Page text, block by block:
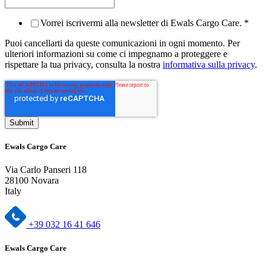
Vorrei iscrivermi alla newsletter di Ewals Cargo Care. *
Puoi cancellarti da queste comunicazioni in ogni momento. Per
ulteriori informazioni su come ci impegnamo a proteggere e
rispettare la tua privacy, consulta la nostra informativa sulla privacy.
Ewals Cargo Care
Via Carlo Panseri 118
28100 Novara
Italy
+39 032 16 41 646
Ewals Cargo Care